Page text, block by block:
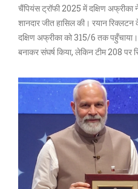
चैंपियंस ट्रॉफी 2025 में दक्षिण
शानदार जीत हासिल की। रयान
दक्षिण अफ्रीका को 315/6 तक
बनाकर संघर्ष किया, लेकिन टीम 208